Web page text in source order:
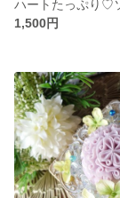
1,500円